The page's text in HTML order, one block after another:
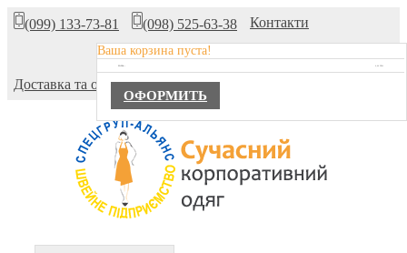
(099) 133-73-81 (098) 525-63-38
Контакти
Доставка та оплата
Ваша корзина пуста!
ОФОРМИТЬ